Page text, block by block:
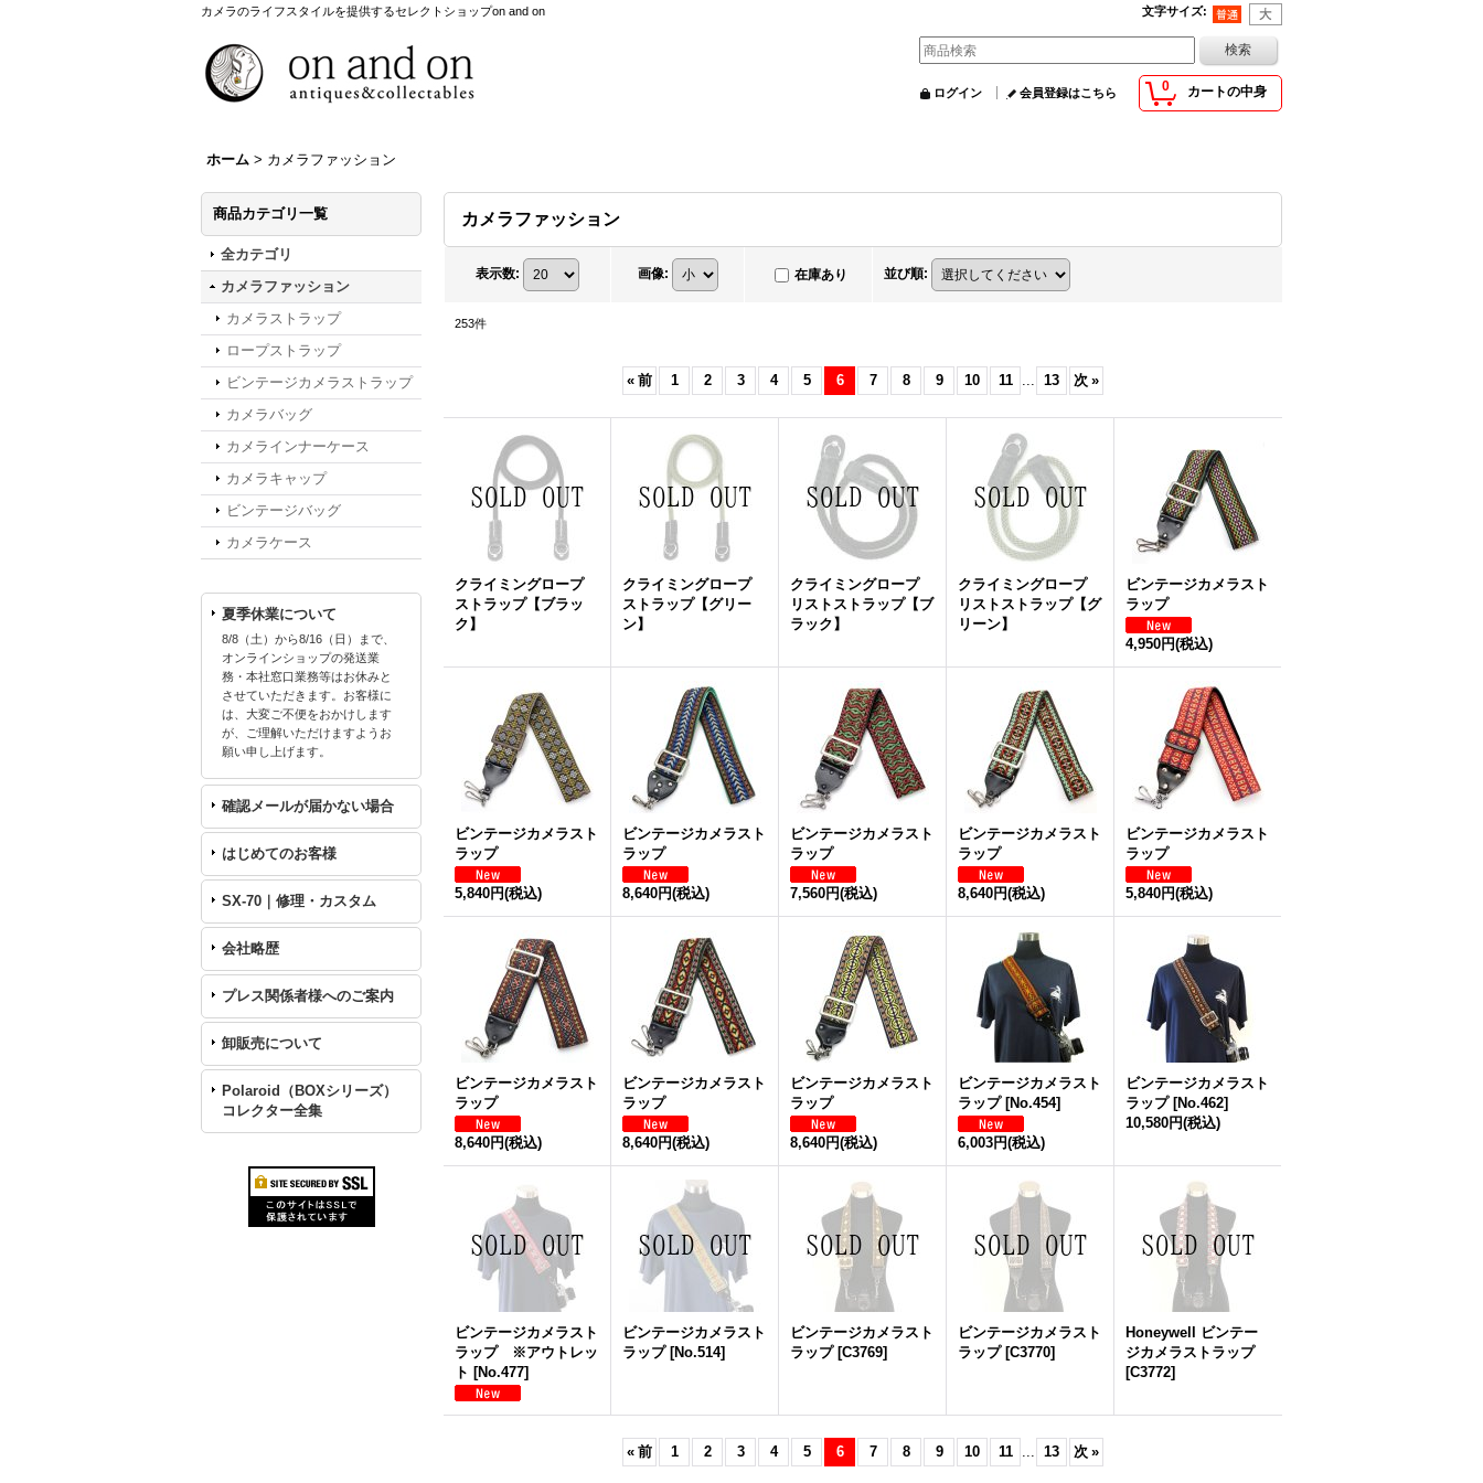
カメラのライフスタイルを提供するセレクトショップon and on 文字サイズ:
0 カートの中身
ログイン 会員登録はこちら
ホーム > カメラファッション
商品カテゴリ一覧
全カテゴリ
カメラファッション
カメラストラップ
ロープストラップ
ビンテージカメラストラップ
カメラバッグ
カメラインナーケース
カメラキャップ
ビンテージバッグ
カメラケース
夏季休業について
8/8（土）から8/16（日）まで、
オンラインショップの発送業
務・本社窓口業務等はお休みと
させていただきます。お客様に
は、大変ご不便をおかけします
が、ご理解いただけますようお
願い申し上げます。
確認メールが届かない場合
はじめてのお客様
SX-70｜修理・カスタム
会社略歴
プレス関係者様へのご案内
卸販売について
Polaroid（BOXシリーズ）
コレクター全集
カメラファッション
表示数: 画像: 在庫あり 並び順:
253件
« 前 1 2 3 4 5 6 7 8 9 10 11 ... 13 次 »
クライミングロープ
ストラップ【ブラッ
ク】
クライミングロープ
ストラップ【グリー
ン】
クライミングロープ
リストストラップ【ブ
ラック】
クライミングロープ
リストストラップ【グ
リーン】
ビンテージカメラスト
ラップ
4,950円(税込)
ビンテージカメラスト
ラップ
5,840円(税込)
ビンテージカメラスト
ラップ
8,640円(税込)
ビンテージカメラスト
ラップ
7,560円(税込)
ビンテージカメラスト
ラップ
8,640円(税込)
ビンテージカメラスト
ラップ
5,840円(税込)
ビンテージカメラスト
ラップ
8,640円(税込)
ビンテージカメラスト
ラップ
8,640円(税込)
ビンテージカメラスト
ラップ
8,640円(税込)
ビンテージカメラスト
ラップ [No.454]
6,003円(税込)
ビンテージカメラスト
ラップ [No.462]
10,580円(税込)
ビンテージカメラスト
ラップ ※アウトレッ
ト [No.477]
ビンテージカメラスト
ラップ [No.514]
ビンテージカメラスト
ラップ [C3769]
ビンテージカメラスト
ラップ [C3770]
Honeywell ビンテー
ジカメラストラップ
[C3772]
« 前 1 2 3 4 5 6 7 8 9 10 11 ... 13 次 »